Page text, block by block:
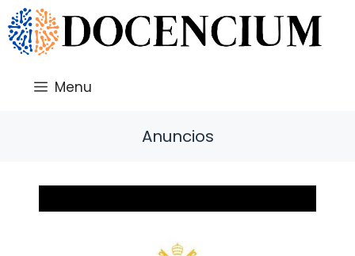
Saltar
al
contenido
Menu
Anuncios